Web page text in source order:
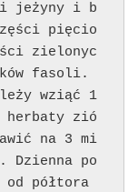
jeżyny i b
pięcio
zielonyc
fasoli.
wziąć 1
herbaty zió
na 3 mi
Dzienna po
półtora